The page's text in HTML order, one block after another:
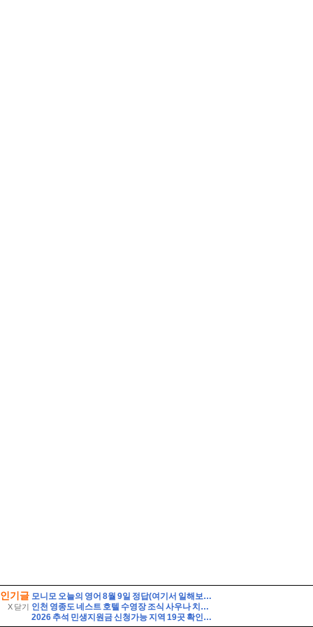
인기글
X 닫기
모니모 오늘의 영어 8월 9일 정답(여기서 일해보는 게 제 꿈이에요. 여기서 일하고 싶었어요. 승진하기를 바랍니다)
인천 영종도 네스트 호텔 수영장 조식 사우나 치킨 배달
2026 추석 민생지원금 신청가능 지역 19곳 확인, 신청방법 총정리(명절지원금)